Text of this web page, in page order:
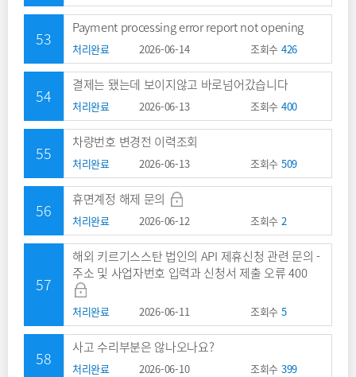
53
Payment processing error report not opening
처리완료 2026-06-14 조회수 426
54
결제는 됐는데 보이지않고 바로넘어갔습니다
처리완료 2026-06-13 조회수 400
55
차량번호 변경전 이력조회
처리완료 2026-06-13 조회수 509
56
휴면계정 해제 문의
처리완료 2026-06-12 조회수 2
57
해외 키르기스스탄 법인의 API 제휴신청 관련 문의 -
주소 및 사업자번호 입력과 신청서 제출 오류 400
처리완료 2026-06-11 조회수 5
58
사고 수리부분은 않나오나요?
처리완료 2026-06-10 조회수 399